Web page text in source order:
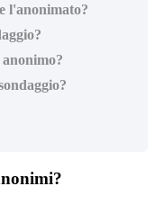
l'anonimato?
anonimo?
?